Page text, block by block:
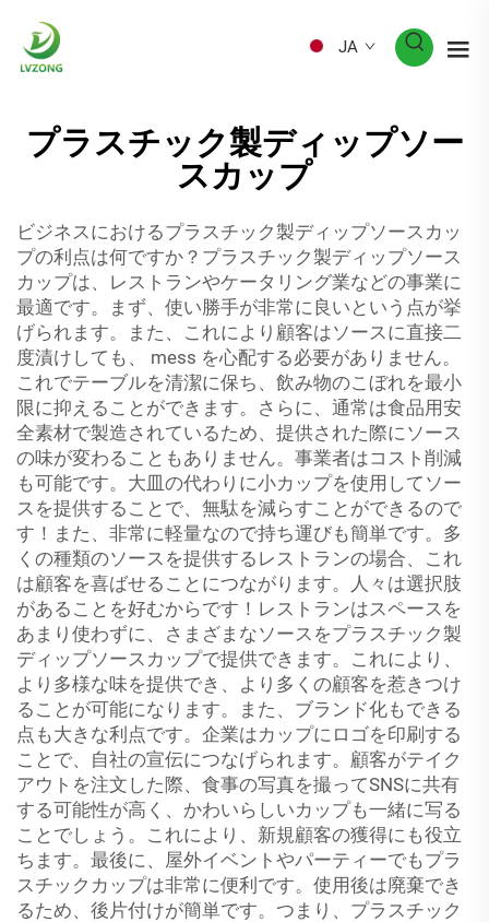
JA
プラスチック製ディップソー
スカップ
ビジネスにおけるプラスチック製ディップソースカッ
プの利点は何ですか？プラスチック製ディップソース
カップは、レストランやケータリング業などの事業に
最適です。まず、使い勝手が非常に良いという点が挙
げられます。また、これにより顧客はソースに直接二
度漬けしても、 mess を心配する必要がありません。
これでテーブルを清潔に保ち、飲み物のこぼれを最小
限に抑えることができます。さらに、通常は食品用安
全素材で製造されているため、提供された際にソース
の味が変わることもありません。事業者はコスト削減
も可能です。大皿の代わりに小カップを使用してソー
スを提供することで、無駄を減らすことができるので
す！また、非常に軽量なので持ち運びも簡単です。多
くの種類のソースを提供するレストランの場合、これ
は顧客を喜ばせることにつながります。人々は選択肢
があることを好むからです！レストランはスペースを
あまり使わずに、さまざまなソースをプラスチック製
ディップソースカップで提供できます。これにより、
より多様な味を提供でき、より多くの顧客を惹きつけ
ることが可能になります。また、ブランド化もできる
点も大きな利点です。企業はカップにロゴを印刷する
ことで、自社の宣伝につなげられます。顧客がテイク
アウトを注文した際、食事の写真を撮ってSNSに共有
する可能性が高く、かわいらしいカップも一緒に写る
ことでしょう。これにより、新規顧客の獲得にも役立
ちます。最後に、屋外イベントやパーティーでもプラ
スチックカップは非常に便利です。使用後は廃棄でき
るため、後片付けが簡単です。つまり、プラスチック